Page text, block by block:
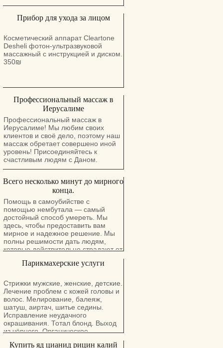
Прибор для ухода за лицом
Косметический аппарат Cleartone
Desheli фотон-ультразвуковой
массажный с инструкцией и диском.
350₪
Профессиональный массаж в
Иерусалиме
Профессиональный массаж в
Иерусалиме! Мы любим своих
клиентов и своё дело, поэтому наш
массаж обретает совершено иной
уровень! Присоединяйтесь к
счастливым людям с Даном.
Всего несколько минут до мирного
конца.
Помощь в самоубийстве с
помощью нембутала — самый
достойный способ умереть. Мы
здесь, чтобы предоставить вам
мирное и надежное решение. Мы
полны решимости дать людям,
которые действительно страдают от
длительный и мирный покой. У нас
инъекции перорального раствора и
таблетки нембутала. Тесты
показали, что после того, как
человек принимает смертельную
дозу нембутала, требуется всего
двадцать минут, чтобы достичь
мирного конца. Это проверенный и
используют для достижения мирной
Парикмахерские услуги
Стрижки мужские, женские, детские.
Лечение проблем с кожей головы и
волос. Мелирование, балеяж,
шатуш, аиртач, шитье седины.
Исправление неудачного
окрашивания. Тотал блонд. Выход
из чёрного. Органическое
Купить яд цианид рицин калий